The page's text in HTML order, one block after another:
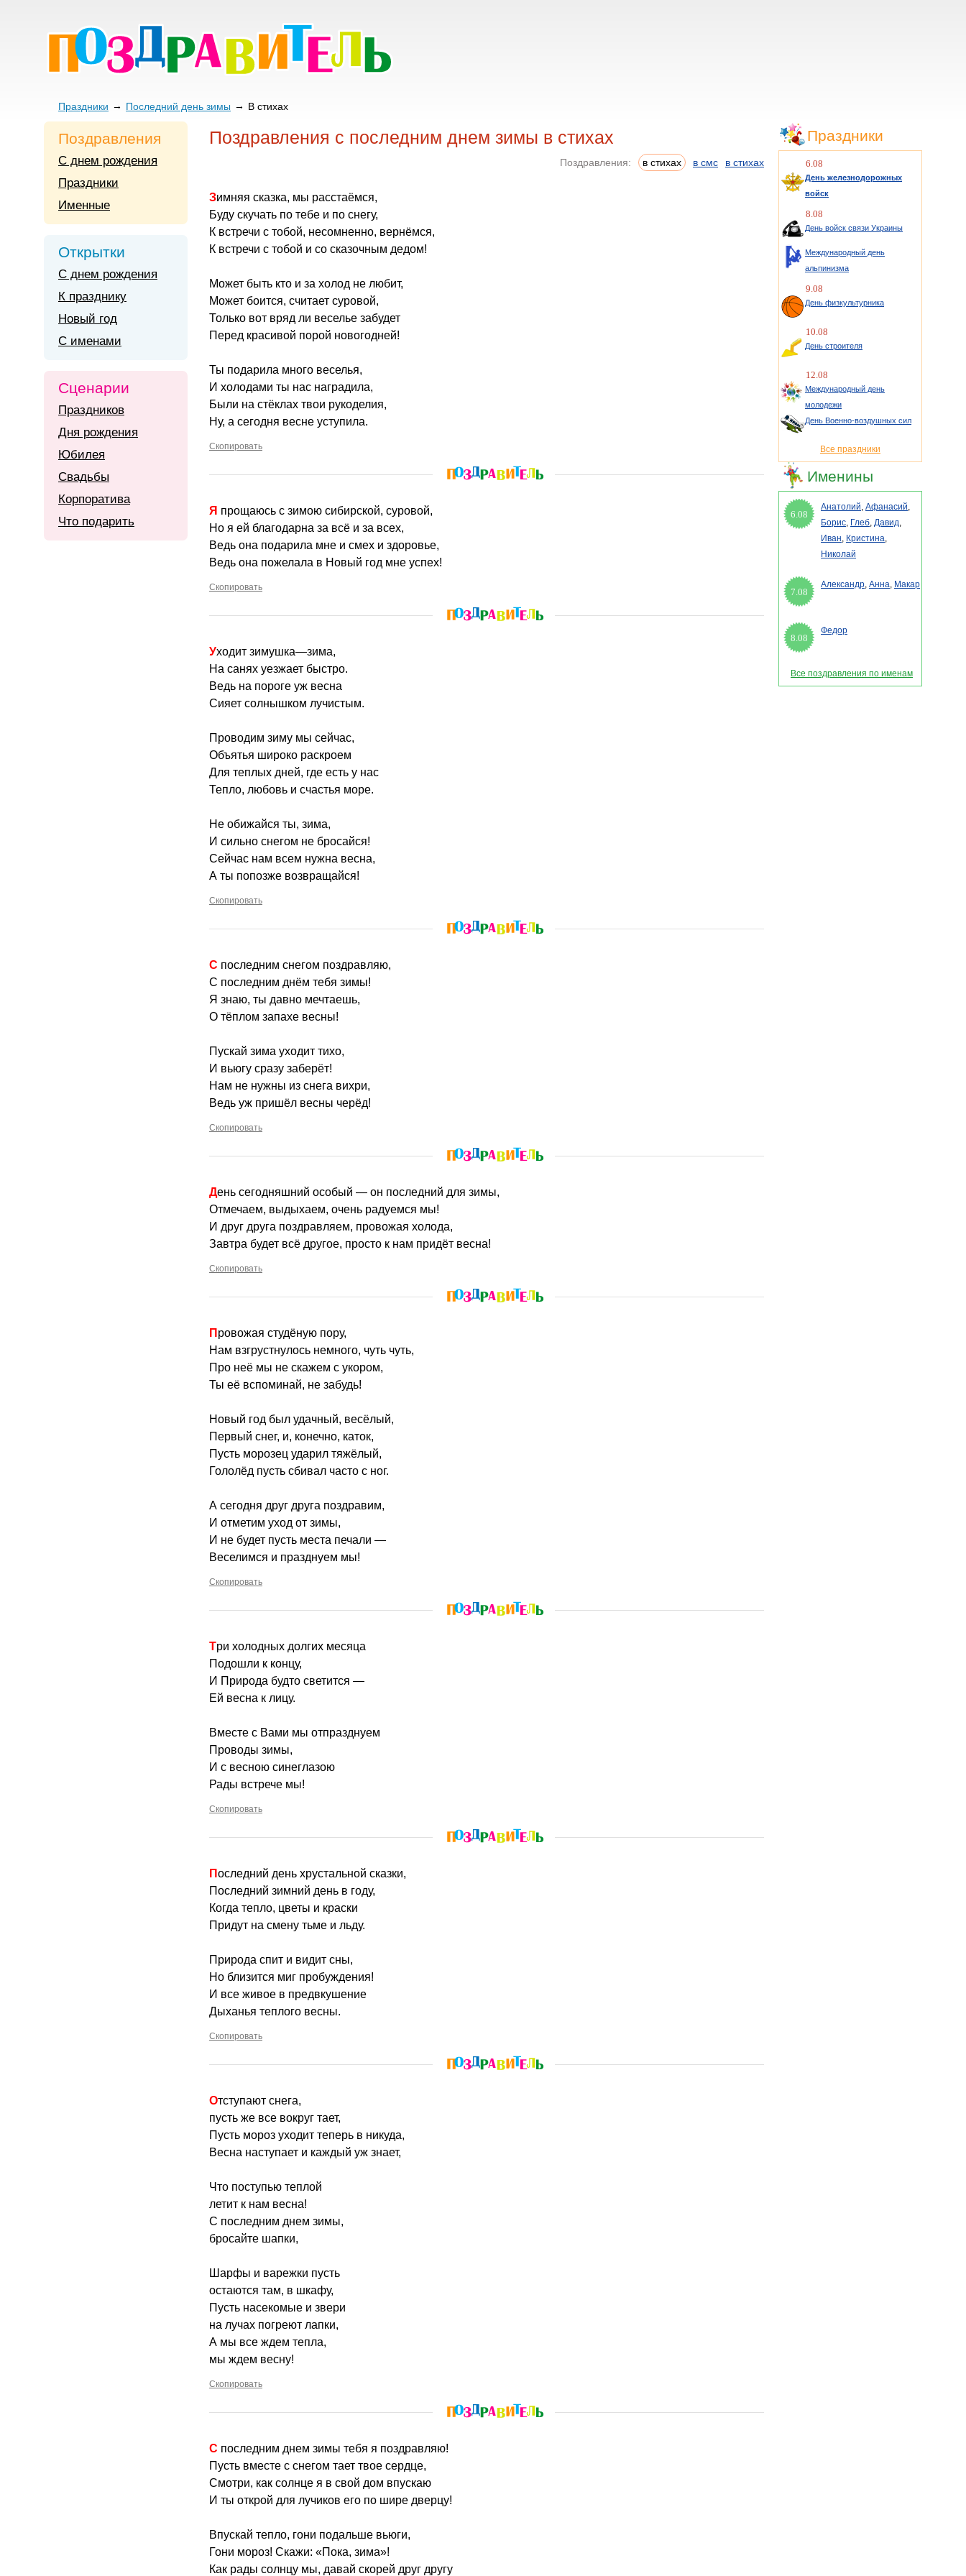
Праздники Последний день зимы В стихах
Поздравления с последним днем зимы в стихах
Поздравления: в стихах в смс в стихах
Зимняя сказка, мы расстаёмся,
Буду скучать по тебе и по снегу,
К встречи с тобой, несомненно, вернёмся,
К встречи с тобой и со сказочным дедом!
Может быть кто и за холод не любит,
Может боится, считает суровой,
Только вот вряд ли веселье забудет
Перед красивой порой новогодней!
Ты подарила много веселья,
И холодами ты нас наградила,
Были на стёклах твои рукоделия,
Ну, а сегодня весне уступила.
Скопировать
Я прощаюсь с зимою сибирской, суровой,
Но я ей благодарна за всё и за всех,
Ведь она подарила мне и смех и здоровье,
Ведь она пожелала в Новый год мне успех!
Скопировать
Уходит зимушка—зима,
На санях уезжает быстро.
Ведь на пороге уж весна
Сияет солнышком лучистым.
Проводим зиму мы сейчас,
Объятья широко раскроем
Для теплых дней, где есть у нас
Тепло, любовь и счастья море.
Не обижайся ты, зима,
И сильно снегом не бросайся!
Сейчас нам всем нужна весна,
А ты попозже возвращайся!
Скопировать
С последним снегом поздравляю,
С последним днём тебя зимы!
Я знаю, ты давно мечтаешь,
О тёплом запахе весны!
Пускай зима уходит тихо,
И вьюгу сразу заберёт!
Нам не нужны из снега вихри,
Ведь уж пришёл весны черёд!
Скопировать
День сегодняшний особый — он последний для зимы,
Отмечаем, выдыхаем, очень радуемся мы!
И друг друга поздравляем, провожая холода,
Завтра будет всё другое, просто к нам придёт весна!
Скопировать
Провожая студёную пору,
Нам взгрустнулось немного, чуть чуть,
Про неё мы не скажем с укором,
Ты её вспоминай, не забудь!
Новый год был удачный, весёлый,
Первый снег, и, конечно, каток,
Пусть морозец ударил тяжёлый,
Гололёд пусть сбивал часто с ног.
А сегодня друг друга поздравим,
И отметим уход от зимы,
И не будет пусть места печали —
Веселимся и празднуем мы!
Скопировать
Три холодных долгих месяца
Подошли к концу,
И Природа будто светится —
Ей весна к лицу.
Вместе с Вами мы отпразднуем
Проводы зимы,
И с весною синеглазою
Рады встрече мы!
Скопировать
Последний день хрустальной сказки,
Последний зимний день в году,
Когда тепло, цветы и краски
Придут на смену тьме и льду.
Природа спит и видит сны,
Но близится миг пробуждения!
И все живое в предвкушение
Дыханья теплого весны.
Скопировать
Отступают снега,
пусть же все вокруг тает,
Пусть мороз уходит теперь в никуда,
Весна наступает и каждый уж знает,
Что поступью теплой
летит к нам весна!
С последним днем зимы,
бросайте шапки,
Шарфы и варежки пусть
остаются там, в шкафу,
Пусть насекомые и звери
на лучах погреют лапки,
А мы все ждем тепла,
мы ждем весну!
Скопировать
С последним днем зимы тебя я поздравляю!
Пусть вместе с снегом тает твое сердце,
Смотри, как солнце я в свой дом впускаю
И ты открой для лучиков его по шире дверцу!
Впускай тепло, гони подальше вьюги,
Гони мороз! Скажи: «Пока, зима»!
Как рады солнцу мы, давай скорей друг другу
Поздравления
С днем рождения
Праздники
Именные
Открытки
С днем рождения
К празднику
Новый год
С именами
Сценарии
Праздников
Дня рождения
Юбилея
Свадьбы
Корпоратива
Что подарить
Праздники
6.08
День железнодорожных
войск
8.08
День войск связи Украины
Международный день
альпинизма
9.08
День физкультурника
10.08
День строителя
12.08
Международный день
молодежи
День Военно-воздушных сил
Все праздники
Именины
6.08
Анатолий, Афанасий,
Борис, Глеб, Давид,
Иван, Кристина,
Николай
7.08
Александр, Анна, Макар
8.08
Федор
Все поздравления по именам